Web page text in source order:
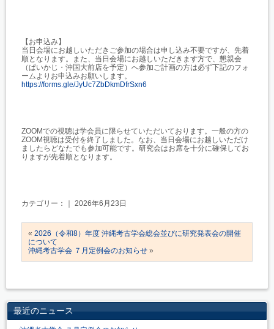
【お申込み】
当日会場にお越しいただきご参加の場合は申し込み不要ですが、 先着
順となります。また、当日会場にお越しいただきます方で、 懇親会
（ぱいかじ・沖国大前店を予定）へ参加ご計画の方は必ず下記のフォ
ームよりお申込みお願いします。
https://forms.gle/JyUc7ZbDkmDfrSxn6
ZOOMでの視聴は学会員に限らせていただいております。一般の方の
ZOOM視聴は受付を終了しました。なお、当日会場にお越しいただけ
ましたらどなたでも参加可能です。研究会はお席を十分に確保してお
りますが先着順となります。
カテゴリー：｜ 2026年6月23日
« 2026（令和8）年度 沖縄考古学会総会並びに研究発表会の開催
について
沖縄考古学会 ７月定例会のお知らせ »
最近のニュース